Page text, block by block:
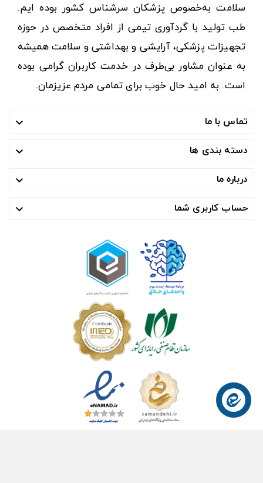
سلامت به‌خصوص پزشکان سرشناس کشور بوده ایم.
طب تولید با گردآوری تیمی از افراد متخصص در حوزه
تجهیزات پزشکی، آرایشی و بهداشتی و سلامت همیشه
به عنوان مشاور بی‌طرف در خدمت کاربران گرامی بوده
است. به امید حال خوب برای تمامی مردم عزیزمان.
تماس با ما 
دسته بندی ها 
درباره ما 
حساب کاربری شما 